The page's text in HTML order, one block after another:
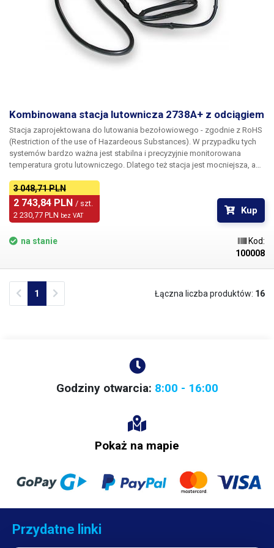
Kombinowana stacja lutownicza 2738A+ z odciągiem
Stacja zaprojektowana do lutowania bezołowiowego - zgodnie z RoHS
(Restriction of the use of Hazardeous Substances). W przypadku tych
systemów bardzo ważna jest stabilna i precyzyjnie monitorowana
temperatura grotu lutowniczego. Dlatego też stacja jest mocniejsza, a
włączeniu lutownicy jest ona podgrzewana do ustawionej temperatury
w ciągu kilku sekund i gotowa do lutowania; temperatura grotu jest
kontrolowana przez regulator PID z dokładnością do dziesiątych części
stopnia Celsjusza. Wszystkie parametry są kontrolowane cyfrowo.
3 048,71 PLN
2 743,84 PLN / szt.
2 230,77 PLN bez VAT Kup
na stanie
Kod:
100008
Previous
1 Łączna liczba produktów: 16
Godziny otwarcia: 8:00 - 16:00
Pokaż na mapie
Przydatne linki